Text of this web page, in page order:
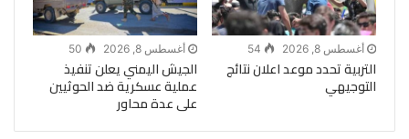
أغسطس 8, 2026 54
التربية تحدد موعد اعلان نتائج
التوجيهي
أغسطس 8, 2026 50
الجيش اليمني يعلن تنفيذ
عملية عسكرية ضد الحوثيين
على عدة محاور